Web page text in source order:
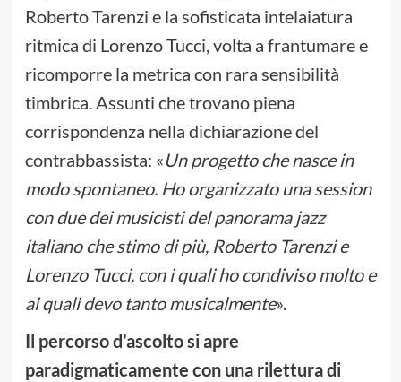
Roberto Tarenzi e la sofisticata intelaiatura
ritmica di Lorenzo Tucci, volta a frantumare e
ricomporre la metrica con rara sensibilità
timbrica. Assunti che trovano piena
corrispondenza nella dichiarazione del
contrabbassista: «Un progetto che nasce in
modo spontaneo. Ho organizzato una session
con due dei musicisti del panorama jazz
italiano che stimo di più, Roberto Tarenzi e
Lorenzo Tucci, con i quali ho condiviso molto e
ai quali devo tanto musicalmente».
Il percorso d’ascolto si apre
paradigmaticamente con una rilettura di